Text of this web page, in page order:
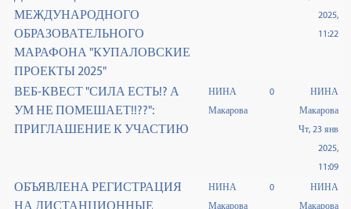
МЕЖДУНАРОДНОГО
ОБРАЗОВАТЕЛЬНОГО
МАРАФОНА "КУПАЛОВСКИЕ
ПРОЕКТЫ 2025"
2025,
11:22
ВЕБ-КВЕСТ "СИЛА ЕСТЬ!? А
УМ НЕ ПОМЕШАЕТ!!??":
ПРИГЛАШЕНИЕ К УЧАСТИЮ
НИНА
Макарова
0
НИНА
Макарова
Чт, 23 янв
2025,
11:09
ОБЪЯВЛЕНА РЕГИСТРАЦИЯ
НА ДИСТАНЦИОННЫЕ
НИНА
Макарова
0
НИНА
Макарова